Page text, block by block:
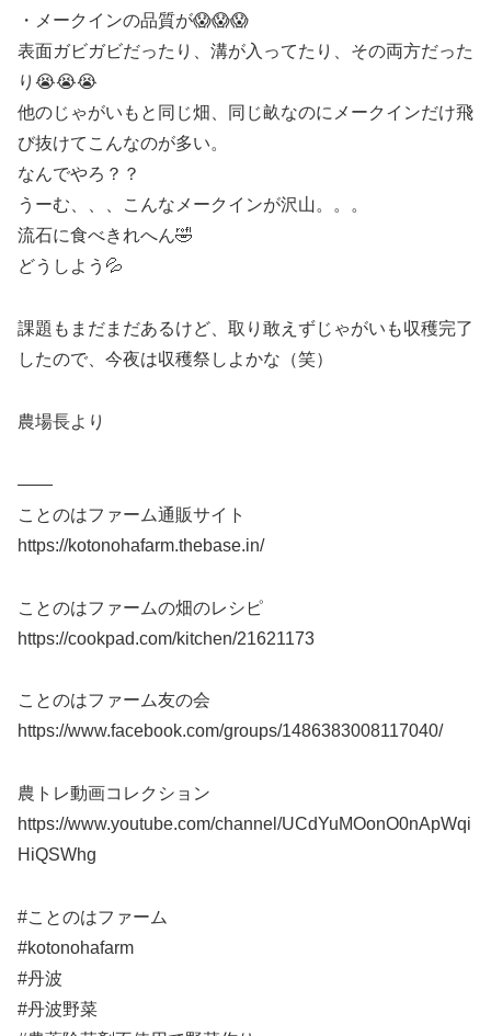
・メークインの品質が😱😱😱
表面ガビガビだったり、溝が入ってたり、その両方だった
り😭😭😭
他のじゃがいもと同じ畑、同じ畝なのにメークインだけ飛
び抜けてこんなのが多い。
なんでやろ？？
うーむ、、、こんなメークインが沢山。。。
流石に食べきれへん🤣
どうしよう💦
課題もまだまだあるけど、取り敢えずじゃがいも収穫完了
したので、今夜は収穫祭しよかな（笑）
農場長より
——
ことのはファーム通販サイト
https://kotonohafarm.thebase.in/
ことのはファームの畑のレシピ
https://cookpad.com/kitchen/21621173
ことのはファーム友の会
https://www.facebook.com/groups/1486383008117040/
農トレ動画コレクション
https://www.youtube.com/channel/UCdYuMOonO0nApWqi
HiQSWhg
#ことのはファーム
#kotonohafarm
#丹波
#丹波野菜